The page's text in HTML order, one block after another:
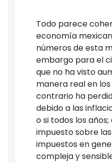
Todo parece
economía
números de esta
embargo para el
que no ha visto
manera real en
contrario ha
debido a las
o si todos los
impuesto sobre
impuestos en
compleja y